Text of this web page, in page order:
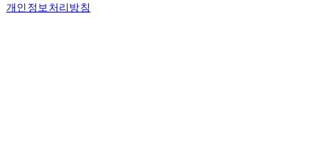
개인정보처리방침